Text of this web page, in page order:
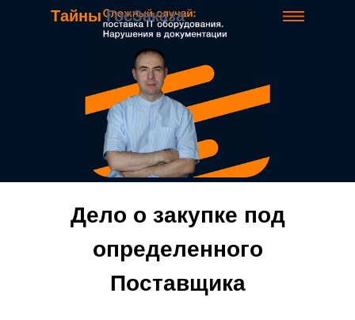
Тайны ГосЗаказа
Дело о закупке под
определенного
Поставщика